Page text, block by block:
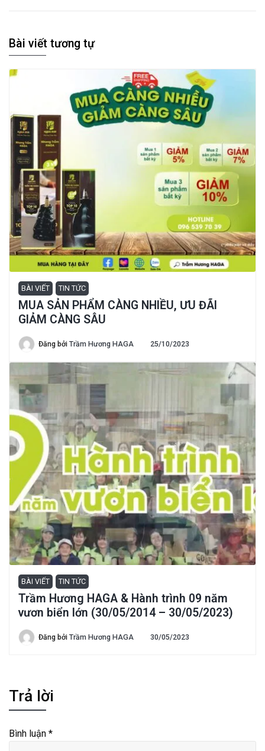
Bài viết tương tự
BÀI VIẾT TIN TỨC
MUA SẢN PHẨM CÀNG NHIỀU, ƯU ĐÃI
GIẢM CÀNG SÂU
Đăng bởi Trầm Hương HAGA 25/10/2023
BÀI VIẾT TIN TỨC
Trầm Hương HAGA & Hành trình 09 năm
vươn biển lớn (30/05/2014 – 30/05/2023)
Đăng bởi Trầm Hương HAGA 30/05/2023
Trả lời
Bình luận *